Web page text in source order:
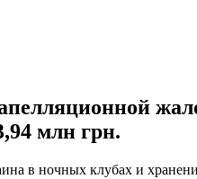
млн грн.
в ночных клубах и